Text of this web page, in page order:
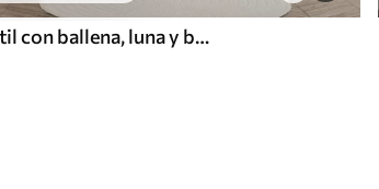
Diseño infantil con ballena, luna y barco con niños